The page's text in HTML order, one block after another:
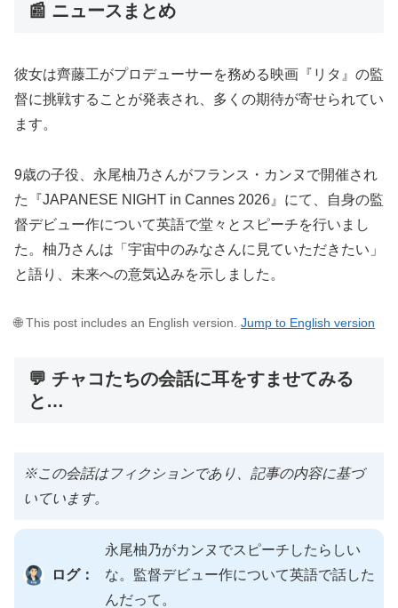
📰 ニュースまとめ
彼女は齊藤工がプロデューサーを務める映画『リタ』の監
督に挑戦することが発表され、多くの期待が寄せられてい
ます。
9歳の子役、永尾柚乃さんがフランス・カンヌで開催され
た『JAPANESE NIGHT in Cannes 2026』にて、自身の監
督デビュー作について英語で堂々とスピーチを行いまし
た。柚乃さんは「宇宙中のみなさんに見ていただきたい」
と語り、未来への意気込みを示しました。
🌐 This post includes an English version. Jump to English version
💬 チャコたちの会話に耳をすませてみる
と…
※この会話はフィクションであり、記事の内容に基づ
いています。
ログ：
永尾柚乃がカンヌでスピーチしたらしい
な。監督デビュー作について英語で話した
んだって。